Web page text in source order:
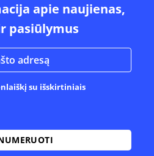
apie naujienas,
pasiūlymus
su išskirtiniais